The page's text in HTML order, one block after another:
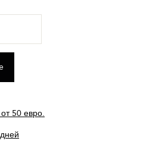
50 евро.